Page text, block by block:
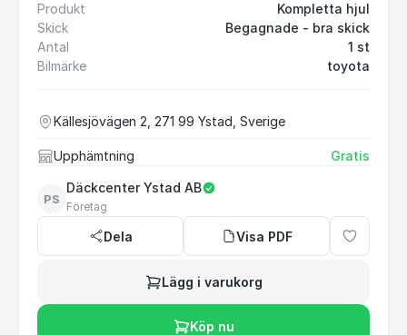
Produkt
Kompletta hjul
Skick
Begagnade - bra skick
Antal
1 st
Bilmärke
toyota
Källesjövägen 2, 271 99 Ystad, Sverige
Upphämtning Gratis
PS
Däckcenter Ystad AB
Företag
Dela Visa PDF
Lägg i varukorg
Köp nu